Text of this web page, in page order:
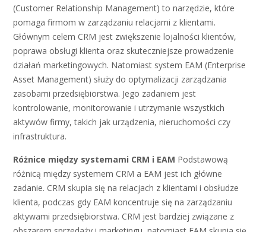
(Customer Relationship Management) to narzędzie, które
pomaga firmom w zarządzaniu relacjami z klientami.
Głównym celem CRM jest zwiększenie lojalności klientów,
poprawa obsługi klienta oraz skuteczniejsze prowadzenie
działań marketingowych. Natomiast system EAM (Enterprise
Asset Management) służy do optymalizacji zarządzania
zasobami przedsiębiorstwa. Jego zadaniem jest
kontrolowanie, monitorowanie i utrzymanie wszystkich
aktywów firmy, takich jak urządzenia, nieruchomości czy
infrastruktura.
Różnice między systemami CRM i EAM Podstawową
różnicą między systemem CRM a EAM jest ich główne
zadanie. CRM skupia się na relacjach z klientami i obsłudze
klienta, podczas gdy EAM koncentruje się na zarządzaniu
aktywami przedsiębiorstwa. CRM jest bardziej związane z